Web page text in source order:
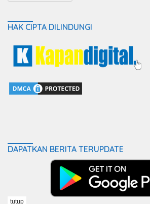
HAK CIPTA DILINDUNGI
DAPATKAN BERITA TERUPDATE
tutup